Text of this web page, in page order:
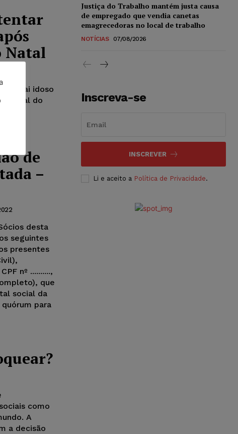
Natal
pai idoso
do
de
–
desta
seguintes
presentes
nº ..........,
que
social da
para
como
A
a decisão
Justiça do Trabalho mantém justa causa
de empregado que vendia canetas
emagrecedoras no local de trabalho
NOTÍCIAS 07/08/2026
Inscreva-se
INSCREVER
Li e aceito a Política de Privacidade.